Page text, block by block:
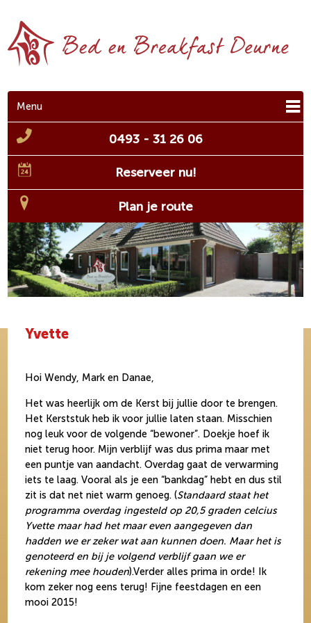
Menu
0493 - 31 26 06
Reserveer nu!
Plan je route
Yvette
Hoi Wendy, Mark en Danae,
Het was heerlijk om de Kerst bij jullie door te brengen.
Het Kerststuk heb ik voor jullie laten staan. Misschien
nog leuk voor de volgende “bewoner”. Doekje hoef ik
niet terug hoor. Mijn verblijf was dus prima maar met
een puntje van aandacht. Overdag gaat de verwarming
iets te laag. Vooral als je een “bankdag” hebt en dus stil
zit is dat net niet warm genoeg. (Standaard staat het
programma overdag ingesteld op 20,5 graden celcius
Yvette maar had het maar even aangegeven dan
hadden we er zeker wat aan kunnen doen. Maar het is
genoteerd en bij je volgend verblijf gaan we er
rekening mee houden).Verder alles prima in orde! Ik
kom zeker nog eens terug! Fijne feestdagen en een
mooi 2015!